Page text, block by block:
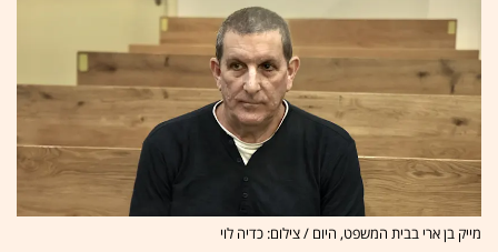
מייק בן ארי בבית המשפט, היום / צילום: כדיה לוי